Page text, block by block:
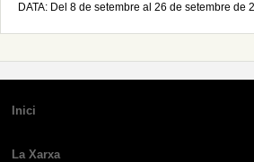
DATA: Del 8 de setembre al 26 de setembre de
Inici
La Xarxa